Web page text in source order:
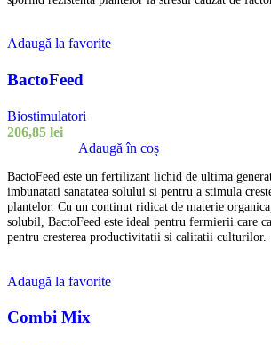
Adaugă la favorite
BactoFeed
Biostimulatori
206,85 lei
Adaugă în coș
BactoFeed este un fertilizant lichid de ultima
imbunatati sanatatea solului si pentru a stimula
plantelor. Cu un continut ridicat de materie
solubil, BactoFeed este ideal pentru fermierii care
pentru cresterea productivitatii si calitatii culturilor.
Adaugă la favorite
Combi Mix